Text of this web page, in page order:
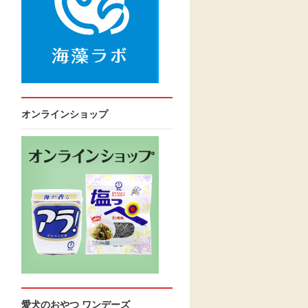
オンラインショップ
愛犬のおやつ ワンデーズ